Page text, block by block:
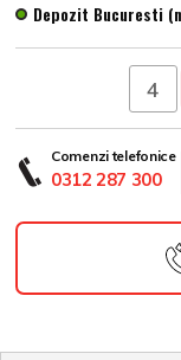
Depozit Bucuresti
Comenzi telefonice
0312 287 300